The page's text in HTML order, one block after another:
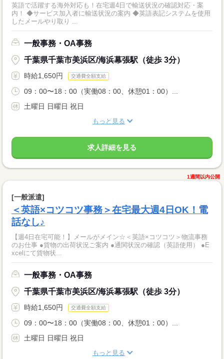
英語で活躍する海外対応も！在宅週4日で輸送状況の確認対応・案
内！ ◆サービス加入者に輸送状況の案内 ◆英語表記システムを使用
したメールやり取り ...
一般事務・OA事務
千葉県千葉市美浜区/海浜幕張駅（徒歩 3分）
時給1,650円 交通費全額支給
09：00〜18：00（実働08：00、休憩01：00）...
土曜日 日曜日 祝日
もっと見る
求人詳細を見る
1週間以内公開
[一般派遣]
＜英語×コツコツ事務＞在宅最大週4日OK！電
話なし♪
【週4日在宅可能！】メールがメイン☆＜英語×コツコツ＞物流事務
のお仕事 ●貨物の出荷状況ご案内 ●通関状況の確認（英語使用） ●E
xcelにて貨物状...
一般事務・OA事務
千葉県千葉市美浜区/海浜幕張駅（徒歩 3分）
時給1,650円 交通費全額支給
09：00〜18：00（実働08：00、休憩01：00）...
土曜日 日曜日 祝日
もっと見る